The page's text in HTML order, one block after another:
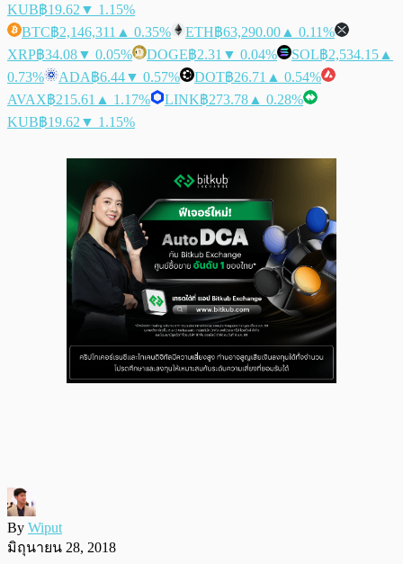
KUB฿19.62 ▼ 1.15%
BTC฿2,146,311 ▲ 0.35% ETH฿63,290.00 ▲ 0.11%
XRP฿34.08▼ 0.05% DOGE฿2.31 ▼ 0.04% SOL฿2,534.15 ▲
0.73%
ADA฿6.44▼ 0.57% DOT฿26.71 ▲ 0.54%
AVAX฿215.61 ▲ 1.17% LINK฿273.78 ▲ 0.28%
KUB฿19.62 ▼ 1.15%
By Wiput
มิถุนายน 28, 2018